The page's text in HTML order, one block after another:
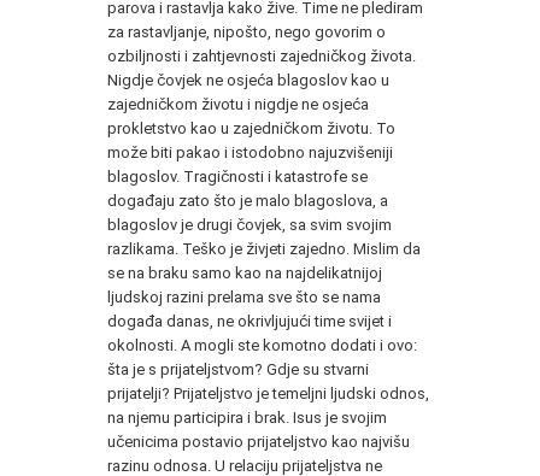
parova i rastavlja kako žive. Time ne plediram
za rastavljanje, nipošto, nego govorim o
ozbiljnosti i zahtjevnosti zajedničkog života.
Nigdje čovjek ne osjeća blagoslov kao u
zajedničkom životu i nigdje ne osjeća
prokletstvo kao u zajedničkom životu. To
može biti pakao i istodobno najuzvišeniji
blagoslov. Tragičnosti i katastrofe se
događaju zato što je malo blagoslova, a
blagoslov je drugi čovjek, sa svim svojim
razlikama. Teško je živjeti zajedno. Mislim da
se na braku samo kao na najdelikatnijoj
ljudskoj razini prelama sve što se nama
događa danas, ne okrivljujući time svijet i
okolnosti. A mogli ste komotno dodati i ovo:
šta je s prijateljstvom? Gdje su stvarni
prijatelji? Prijateljstvo je temeljni ljudski odnos,
na njemu participira i brak. Isus je svojim
učenicima postavio prijateljstvo kao najvišu
razinu odnosa. U relaciju prijateljstva ne